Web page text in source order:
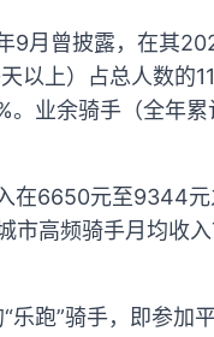
9月曾披露，在其
以上）占总人数的
业余骑手（全年
在6650元至9344
高频骑手月均收
跑”骑手，即参加